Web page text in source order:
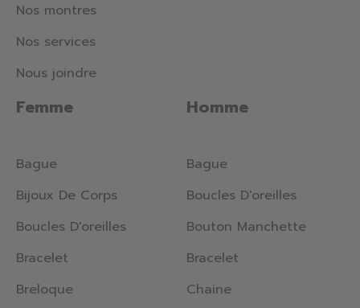
Femme
Bague
Bijoux De Corps
Boucles D'oreilles
Bracelet
Breloque
Homme
Bague
Boucles D'oreilles
Bouton Manchette
Bracelet
Chaine
Nos montres
Nos services
Nous joindre